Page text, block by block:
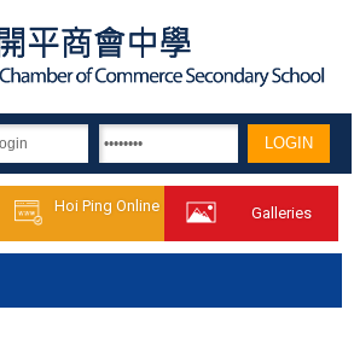
Hoi Ping Online Galleries